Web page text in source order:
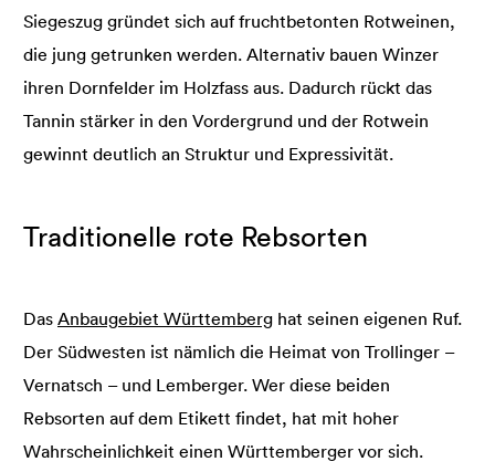
Siegeszug gründet sich auf fruchtbetonten Rotweinen,
die jung getrunken werden. Alternativ bauen Winzer
ihren Dornfelder im Holzfass aus. Dadurch rückt das
Tannin stärker in den Vordergrund und der Rotwein
gewinnt deutlich an Struktur und Expressivität.
Traditionelle rote Rebsorten
Das Anbaugebiet Württemberg hat seinen eigenen Ruf.
Der Südwesten ist nämlich die Heimat von Trollinger –
Vernatsch – und Lemberger. Wer diese beiden
Rebsorten auf dem Etikett findet, hat mit hoher
Wahrscheinlichkeit einen Württemberger vor sich.